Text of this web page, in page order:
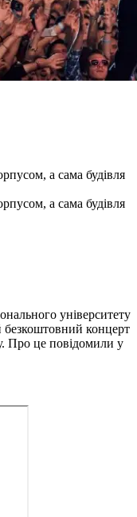
а сама будівля
а сама будівля
університету
безкоштовний концерт
Про це повідомили у